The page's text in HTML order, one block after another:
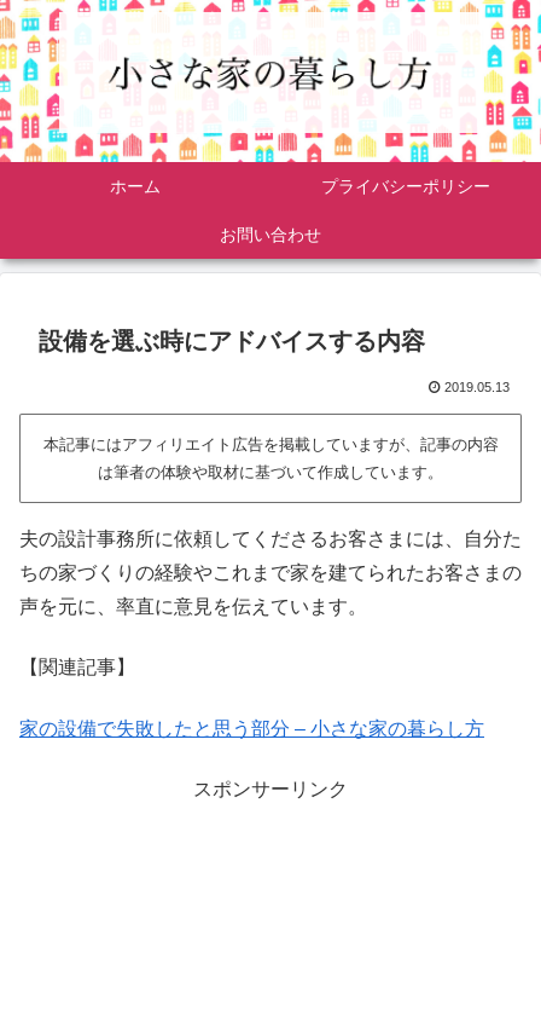
ホーム プライバシーポリシー
お問い合わせ
設備を選ぶ時にアドバイスする内容
2019.05.13
本記事にはアフィリエイト広告を掲載していますが、記事の内容
は筆者の体験や取材に基づいて作成しています。
夫の設計事務所に依頼してくださるお客さまには、自分た
ちの家づくりの経験やこれまで家を建てられたお客さまの
声を元に、率直に意見を伝えています。
【関連記事】
家の設備で失敗したと思う部分 – 小さな家の暮らし方
スポンサーリンク